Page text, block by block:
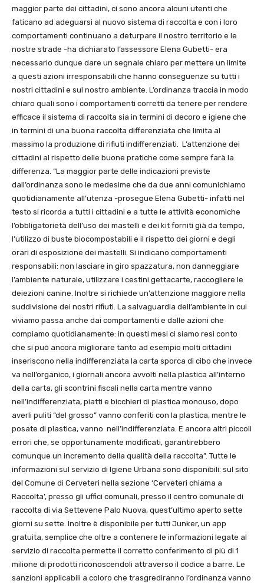
maggior parte dei cittadini, ci sono ancora alcuni utenti che
faticano ad adeguarsi al nuovo sistema di raccolta e con i loro
comportamenti continuano a deturpare il nostro territorio e le
nostre strade -ha dichiarato l’assessore Elena Gubetti- era
necessario dunque dare un segnale chiaro per mettere un limite
a questi azioni irresponsabili che hanno conseguenze su tutti i
nostri cittadini e sul nostro ambiente. L’ordinanza traccia in modo
chiaro quali sono i comportamenti corretti da tenere per rendere
efficace il sistema di raccolta sia in termini di decoro e igiene che
in termini di una buona raccolta differenziata che limita al
massimo la produzione di rifiuti indifferenziati. L’attenzione dei
cittadini al rispetto delle buone pratiche come sempre farà la
differenza. “La maggior parte delle indicazioni previste
dall’ordinanza sono le medesime che da due anni comunichiamo
quotidianamente all’utenza -prosegue Elena Gubetti- infatti nel
testo si ricorda a tutti i cittadini e a tutte le attività economiche
l’obbligatorietà dell’uso dei mastelli e dei kit forniti già da tempo,
l’utilizzo di buste biocompostabili e il rispetto dei giorni e degli
orari di esposizione dei mastelli. Si indicano comportamenti
responsabili: non lasciare in giro spazzatura, non danneggiare
l’ambiente naturale, utilizzare i cestini gettacarte, raccogliere le
deiezioni canine. Inoltre si richiede un’attenzione maggiore nella
suddivisione dei nostri rifiuti. La salvaguardia dell’ambiente in cui
viviamo passa anche dai comportamenti e dalle azioni che
compiamo quotidianamente: in questi mesi ci siamo resi conto
che si può ancora migliorare tanto ad esempio molti cittadini
inseriscono nella indifferenziata la carta sporca di cibo che invece
va nell’organico, i giornali ancora avvolti nella plastica all’interno
della carta, gli scontrini fiscali nella carta mentre vanno
nell’indifferenziata, piatti e bicchieri di plastica monouso, dopo
averli puliti “del grosso” vanno conferiti con la plastica, mentre le
posate di plastica, vanno nell’indifferenziata. E ancora altri piccoli
errori che, se opportunamente modificati, garantirebbero
comunque un incremento della qualità della raccolta”. Tutte le
informazioni sul servizio di Igiene Urbana sono disponibili: sul sito
del Comune di Cerveteri nella sezione ‘Cerveteri chiama a
Raccolta’, presso gli uffici comunali, presso il centro comunale di
raccolta di via Settevene Palo Nuova, quest’ultimo aperto sette
giorni su sette. Inoltre è disponibile per tutti Junker, un app
gratuita, semplice che oltre a contenere le informazioni legate al
servizio di raccolta permette il corretto conferimento di più di 1
milione di prodotti riconoscendoli attraverso il codice a barre. Le
sanzioni applicabili a coloro che trasgrediranno l’ordinanza vanno